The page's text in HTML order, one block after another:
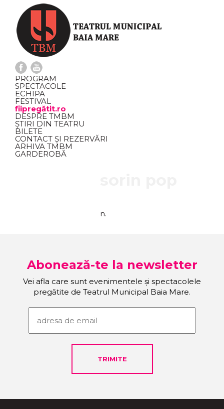
PROGRAM
SPECTACOLE
ECHIPA
FESTIVAL
fiipregătit.ro
DESPRE TMBM
ȘTIRI DIN TEATRU
BILETE
CONTACT ȘI REZERVĂRI
ARHIVA TMBM
GARDEROBĂ
n.
Abonează-te la newsletter
Vei afla care sunt evenimentele și spectacolele
pregătite de Teatrul Municipal Baia Mare.